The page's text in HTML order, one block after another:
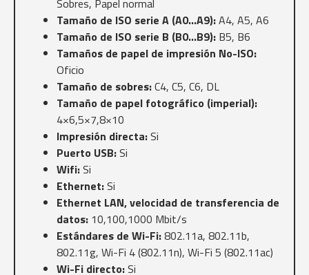
Sobres, Papel normal
Tamaño de ISO serie A (A0…A9):A4, A5, A6
Tamaño de ISO serie B (B0…B9): B5, B6
Tamaños de papel de impresión No-ISO:
Oficio
Tamaño de sobres:C4, C5, C6, DL
Tamaño de papel fotográfico (imperial):
4×6,5×7,8×10
Impresión directa:Si
Puerto USB:Si
Wifi:Si
Ethernet:Si
Ethernet LAN, velocidad de transferencia de
datos: 10,100,1000 Mbit/s
Estándares de Wi-Fi:802.11a, 802.11b,
802.11g, Wi-Fi 4 (802.11n), Wi-Fi 5 (802.11ac)
Wi-Fi directo:Si